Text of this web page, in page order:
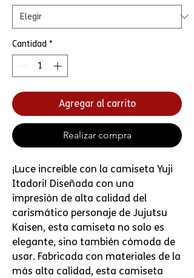
Cantidad *
Agregar al carrito
Realizar compra
¡Luce increíble con la camiseta Yuji
Itadori! Diseñada con una
impresión de alta calidad del
carismático personaje de Jujutsu
Kaisen, esta camiseta no solo es
elegante, sino también cómoda de
usar. Fabricada con materiales de la
más alta calidad, esta camiseta